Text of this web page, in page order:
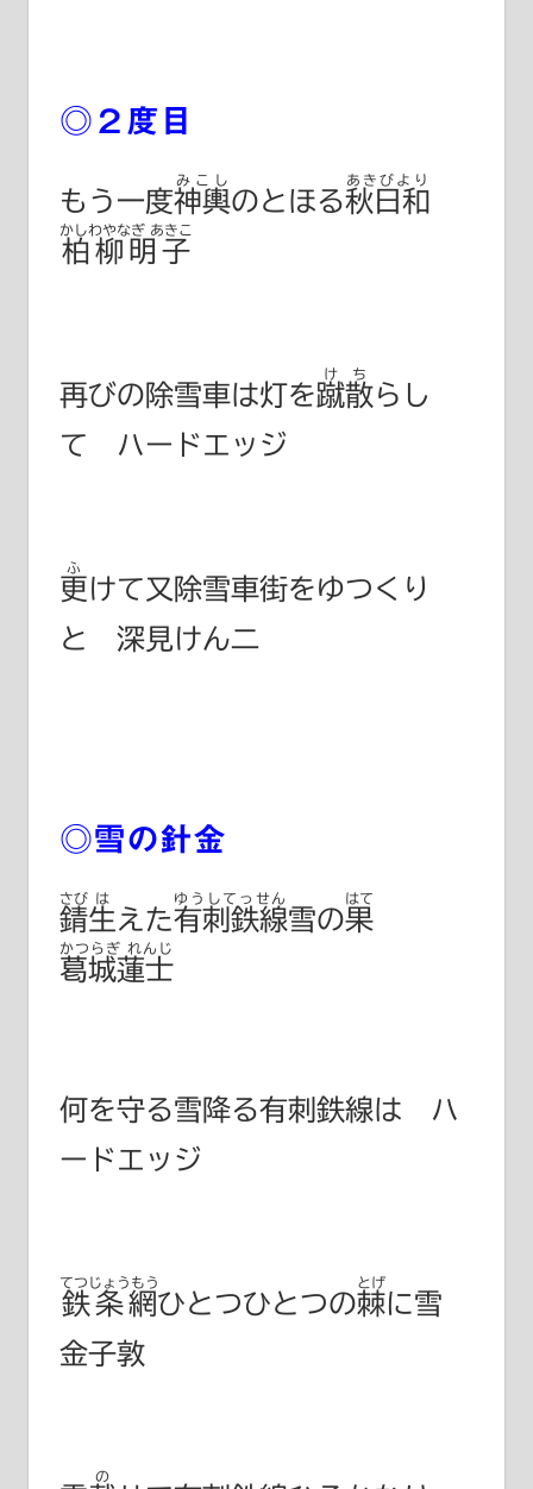
◎２度目
もう一度神輿
みこし
のとほる秋日和
あきびより
柏柳明子
かしわやなぎ あきこ
再びの除雪車は灯を蹴散
けち
らし
て ハードエッジ
更
ふ
けて又除雪車街をゆつくり
と 深見けん二
◎雪の針金
錆
さび
生
は
えた有刺鉄線
ゆうしてっせん
雪の果
はて
葛城蓮士
かつらぎ れんじ
何を守る雪降る有刺鉄線は ハ
ードエッジ
鉄条網
てつじょうもう
ひとつひとつの棘
とげ
に雪
金子敦
の